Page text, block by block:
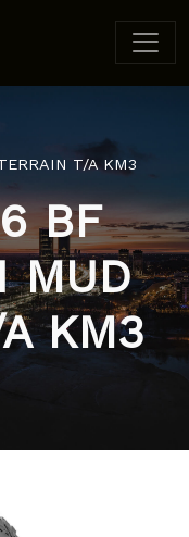
T/A KM3
BF
MUD
KM3